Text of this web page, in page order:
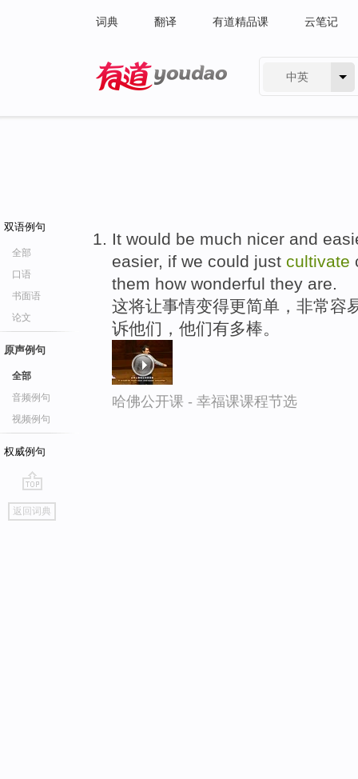
词典 翻译 有道精品课 云笔记
中英
双语例句
全部
口语
书面语
论文
原声例句
全部
音频例句
视频例句
权威例句
go
top
返回词典
It would be much nicer and
easier, if we could just cultivate
them how wonderful they are.
这将让事情变得更简单，非常容
诉他们，他们有多棒。
哈佛公开课 - 幸福课课程节选